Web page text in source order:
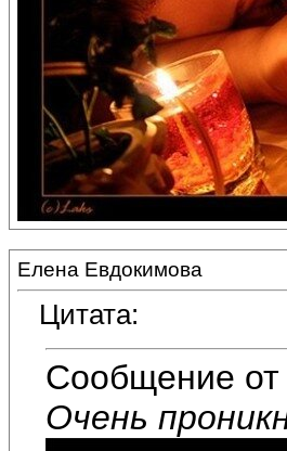
Елена Евдокимова
Цитата:
Сообщение от
Очень